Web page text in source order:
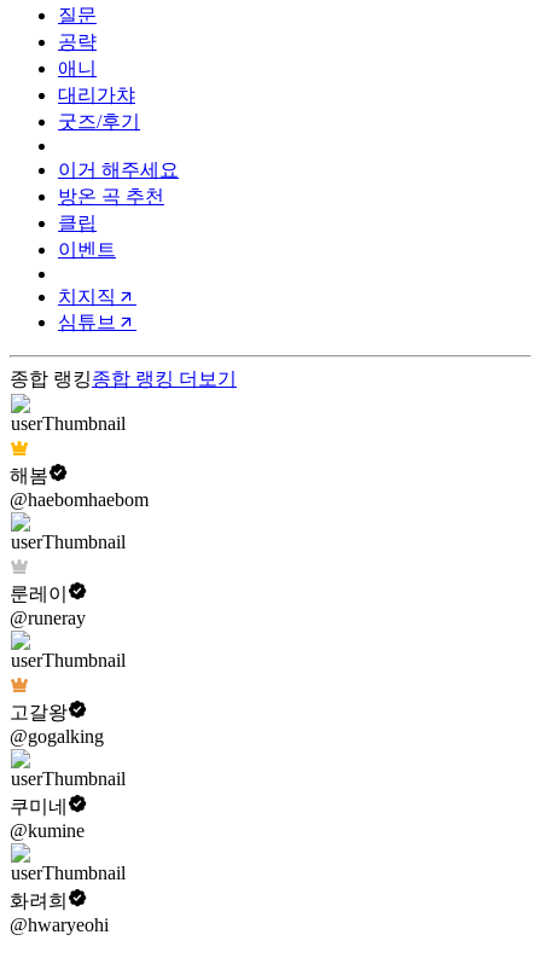
질문
공략
애니
대리가챠
굿즈/후기
이거 해주세요
방온 곡 추천
클립
이벤트
치지직
심튜브
종합 랭킹종합 랭킹 더보기
해봄
@haebomhaebom
룬레이
@runeray
고갈왕
@gogalking
쿠미네
@kumine
화려희
@hwaryeohi